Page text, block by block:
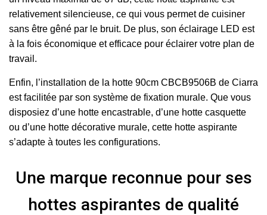
relativement silencieuse, ce qui vous permet de cuisiner
sans être gêné par le bruit. De plus, son éclairage LED est
à la fois économique et efficace pour éclairer votre plan de
travail.
Enfin, l’installation de la hotte 90cm CBCB9506B de Ciarra
est facilitée par son système de fixation murale. Que vous
disposiez d’une hotte encastrable, d’une hotte casquette
ou d’une hotte décorative murale, cette hotte aspirante
s’adapte à toutes les configurations.
Une marque reconnue pour ses
hottes aspirantes de qualité